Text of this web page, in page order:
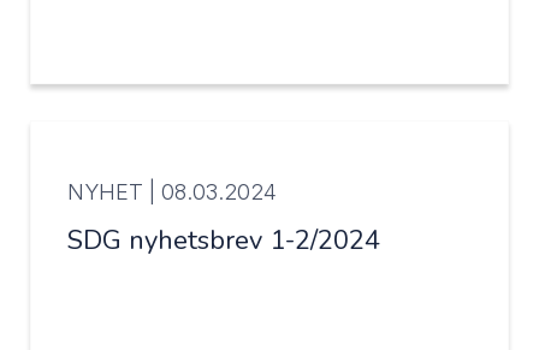
NYHET | 08.03.2024
SDG nyhetsbrev 1-2/2024